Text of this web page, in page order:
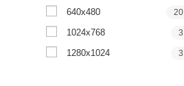
640x480 20
1024х768 3
1280x1024 3